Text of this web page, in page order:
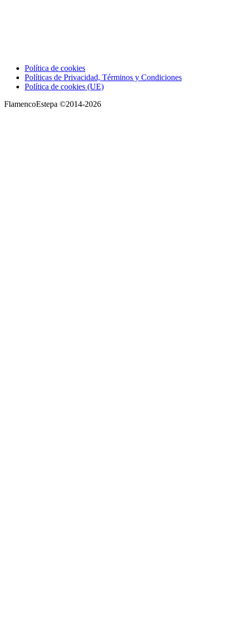
Política de cookies
Políticas de Privacidad, Términos y Condiciones
Política de cookies (UE)
FlamencoEstepa ©2014-2026